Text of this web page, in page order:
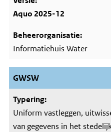
Aquo 2025-12
Informatiehuis Water
GWSW
Uniform vastleggen,
van gegevens in het